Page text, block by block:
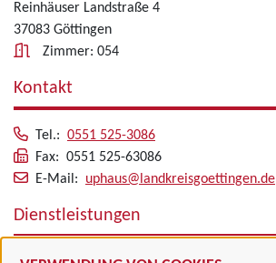
Reinhäuser Landstraße 4
37083 Göttingen
Zimmer: 054
Kontakt
Tel.: 0551 525-3086
Fax: 0551 525-63086
E-Mail: uphaus@landkreisgoettingen.de
Dienstleistungen